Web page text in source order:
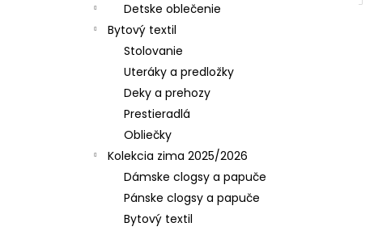
Detske oblečenie
Bytový textil
Stolovanie
Uteráky a predložky
Deky a prehozy
Prestieradlá
Obliečky
Kolekcia zima 2025/2026
Dámske clogsy a papuče
Pánske clogsy a papuče
Bytový textil